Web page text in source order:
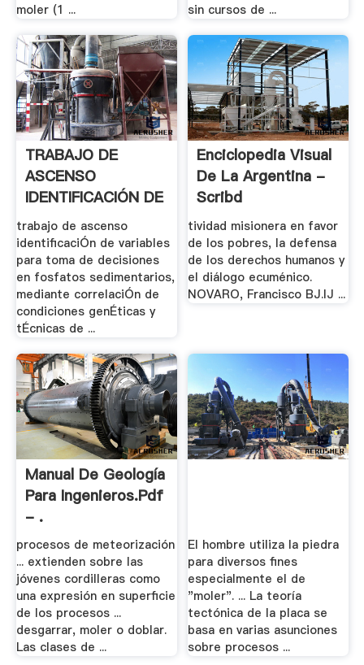
moler (1 ...
sin cursos de ...
TRABAJO DE
ASCENSO
IDENTIFICACIÓN DE
.
trabajo de ascenso
identificaciÓn de variables
para toma de decisiones
en fosfatos sedimentarios,
mediante correlaciÓn de
condiciones genÉticas y
tÉcnicas de ...
Enciclopedia Visual
De La Argentina -
Scribd
tividad misionera en favor
de los pobres, la defensa
de los derechos humanos y
el diálogo ecuménico.
NOVARO, Francisco BJ.IJ ...
Manual De Geología
Para Ingenieros.pdf
- .
procesos de meteorización
... extienden sobre las
jóvenes cordilleras como
una expresión en superficie
de los procesos ...
desgarrar, moler o doblar.
Las clases de ...
El hombre utiliza la piedra
para diversos fines
especialmente el de
"moler". ... La teoría
tectónica de la placa se
basa en varias asunciones
sobre procesos ...